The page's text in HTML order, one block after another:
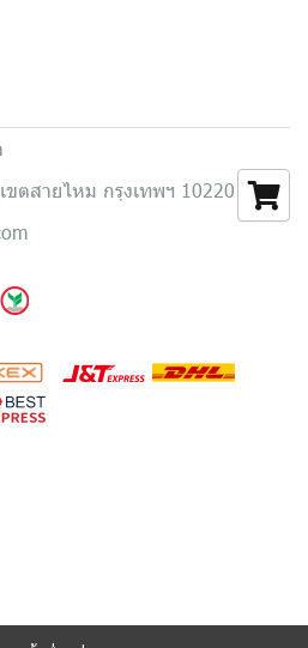
ตสายไหม กรุงเทพฯ 10220